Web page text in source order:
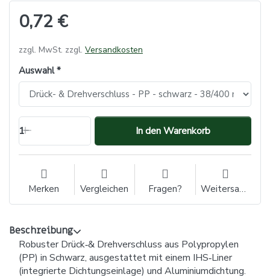
0,72 €
zzgl. MwSt. zzgl. Versandkosten
Auswahl
1 In den Warenkorb
Merken Vergleichen Fragen? Weitersagen
Beschreibung
Robuster Drück‑& Drehverschluss aus Polypropylen
(PP) in Schwarz, ausgestattet mit einem IHS‑Liner
(integrierte Dichtungseinlage) und Aluminiumdichtung.